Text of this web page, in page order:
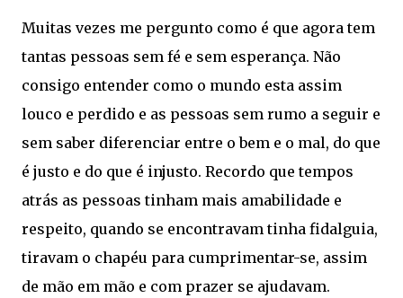
Muitas vezes me pergunto como é que agora tem
tantas pessoas sem fé e sem esperança. Não
consigo entender como o mundo esta assim
louco e perdido e as pessoas sem rumo a seguir e
sem saber diferenciar entre o bem e o mal, do que
é justo e do que é injusto. Recordo que tempos
atrás as pessoas tinham mais amabilidade e
respeito, quando se encontravam tinha fidalguia,
tiravam o chapéu para cumprimentar-se, assim
de mão em mão e com prazer se ajudavam.